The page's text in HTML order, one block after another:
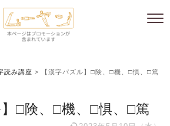
読み講座 > 【漢字パズル】□険、□機、□惧、□篤
】□険、□機、□惧、□篤